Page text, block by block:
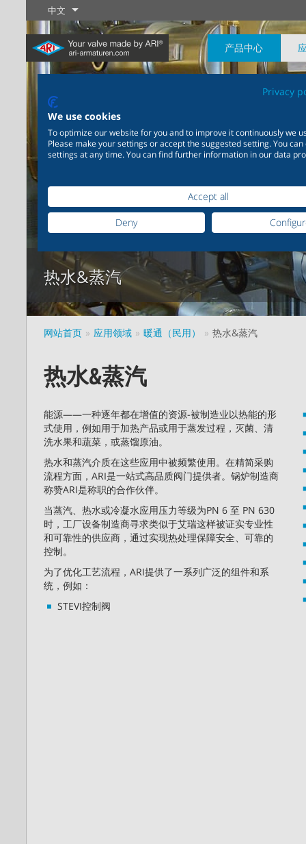
中文
产品中心
最新产品 控制
了解更多
截断
工业制程
20,000种产品可灵活应用于工
业应用系统
了解更多
化学工程
工程领域，产品解决方案可满
足您个性化的定制需求
了解更多
热水&蒸汽
网站首页 应用领域 暖通（民用） 热水&蒸汽
热水&蒸汽
能源——一种逐年都在增值的资源-被制造业以热能的形
式使用，例如用于加热产品或用于蒸发过程，灭菌、清
洗水果和蔬菜，或蒸馏原油。
热水和蒸汽介质在这些应用中被频繁使用。在精简采购
流程方面，ARI是一站式高品质阀门提供者。锅炉制造商
称赞ARI是称职的合作伙伴。
当蒸汽、热水或冷凝水应用压力等级为PN 6 至 PN 630
时，工厂设备制造商寻求类似于艾瑞这样被证实专业性
和可靠性的供应商，通过实现热处理保障安全、可靠的
控制。
为了优化工艺流程，ARI提供了一系列广泛的组件和系
统，例如：
STEVI控制阀
Privacy
We use cookies
To optimize our website for you and to improve it continuously we
Please make your settings or accept the suggested setting. You
settings at any time. You can find further information in our data
Accept all
Deny